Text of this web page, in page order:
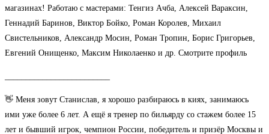
магазинах! Работаю с мастерами: Тенгиз Ачба, Алексей Вараксин,
Геннадий Баринов, Виктор Бойко, Роман Королев, Михаил
Свистельников, Александр Мосин, Роман Тропин, Борис Григорьев,
Евгений Онищенко, Максим Николаенко и др. Смотрите профиль
👋 Меня зовут Станислав, я хорошо разбираюсь в киях, занимаюсь
ими уже более 6 лет. А ещё я тренер по бильярду со стажем более 15
лет и бывший игрок, чемпион России, победитель и призёр Москвы и